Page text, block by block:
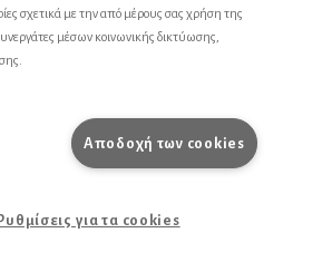
σχετικά με την από μέρους σας χρήση της
μέσων κοινωνικής δικτύωσης,
Αποδοχή των cookies
για τα cookies